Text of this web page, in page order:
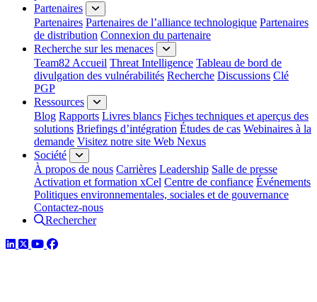
Partenaires
Partenaires Partenaires de l’alliance technologique Partenaires
de distribution Connexion du partenaire
Recherche sur les menaces
Team82 Accueil Threat Intelligence Tableau de bord de
divulgation des vulnérabilités Recherche Discussions Clé
PGP
Ressources
Blog Rapports Livres blancs Fiches techniques et aperçus des
solutions Briefings d’intégration Études de cas Webinaires à la
demande Visitez notre site Web Nexus
Société
À propos de nous Carrières Leadership Salle de presse
Activation et formation xCel Centre de confiance Événements
Politiques environnementales, sociales et de gouvernance
Contactez-nous
Rechercher
LinkedIn
TwitterYouTube
Facebook